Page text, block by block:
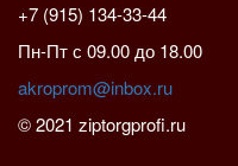
+7 (915) 134-33-44
Пн-Пт с 09.00 до 18.00
akroprom@inbox.ru
© 2021 ziptorgprofi.ru